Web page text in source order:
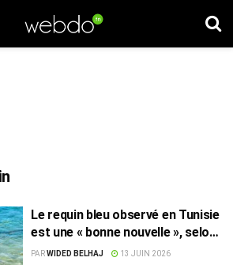
Le requin bleu observé en Tunisie
est une « bonne nouvelle », selon
le WWF
PARWIDED BELHAJ 13 JUIN 2026